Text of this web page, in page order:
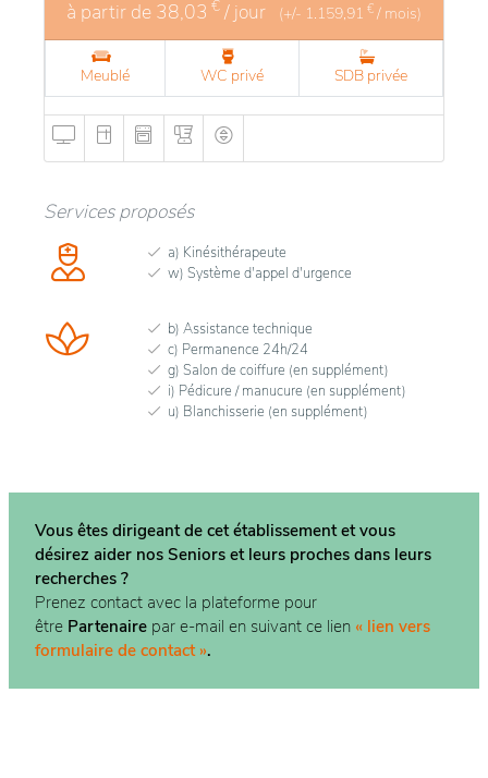
à partir de 38,03 € / jour (+/- 1.159,91 € / mois)
Meublé WC privé SDB privée
Services proposés
a) Kinésithérapeute
w) Système d'appel d'urgence
b) Assistance technique
c) Permanence 24h/24
g) Salon de coiffure (en supplément)
i) Pédicure / manucure (en supplément)
u) Blanchisserie (en supplément)
Vous êtes dirigeant de cet établissement et vous
désirez aider nos Seniors et leurs proches dans leurs
recherches ?
Prenez contact avec la plateforme pour
être Partenaire par e-mail en suivant ce lien « lien vers
formulaire de contact ».